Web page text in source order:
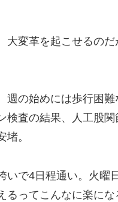
変革を起こせるのだ
の始めには歩行困難
検査の結果、人工股関
。
いで4日程通い。火曜
るってこんなに楽に